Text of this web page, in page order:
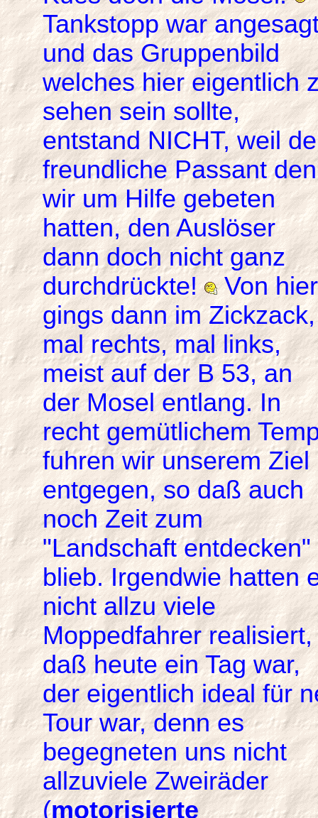
Tankstopp war
und das Gruppenbild
welches hier eigentlich
sehen sein sollte,
entstand NICHT, weil
freundliche Passant den
wir um Hilfe gebeten
hatten, den Auslöser
dann doch nicht ganz
durchdrückte! Von hier
gings dann im Zickzack,
mal rechts, mal links,
meist auf der B 53, an
der Mosel entlang. In
recht gemütlichem
fuhren wir unserem Ziel
entgegen, so daß auch
noch Zeit zum
"Landschaft entdecken"
blieb. Irgendwie hatten
nicht allzu viele
Moppedfahrer realisiert,
daß heute ein Tag war,
der eigentlich ideal für
Tour war, denn es
begegneten uns nicht
allzuviele Zweiräder
(motorisierte